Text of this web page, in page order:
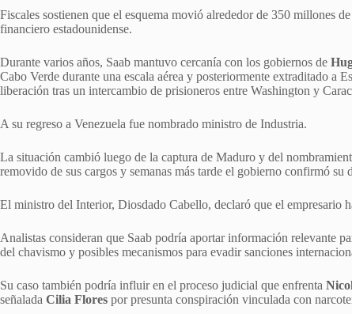
Fiscales sostienen que el esquema movió alrededor de 350 millones
financiero estadounidense.
Durante varios años, Saab mantuvo cercanía con los gobiernos de
Cabo Verde durante una escala aérea y posteriormente extraditado a
liberación tras un intercambio de prisioneros entre Washington y
A su regreso a Venezuela fue nombrado ministro de Industria.
La situación cambió luego de la captura de Maduro y del
removido de sus cargos y semanas más tarde el gobierno confirmó su
El ministro del Interior, Diosdado Cabello, declaró que el empresario
Analistas consideran que Saab podría aportar información relevante
del chavismo y posibles mecanismos para evadir sanciones
Su caso también podría influir en el proceso judicial que enfrenta
señalada Cilia Flores por presunta conspiración vinculada con